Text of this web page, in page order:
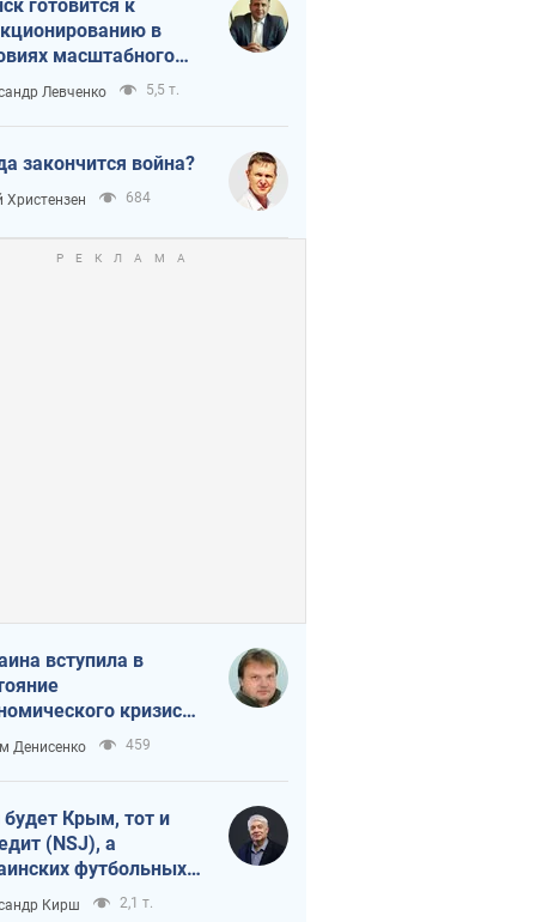
готовится к
в
масштабного
кризиса
Левченко 5,5 т.
закончится война?
Христензен 684
вступила в
кризиса.
ли свет в конце
Денисенко 459
будет Крым, тот и
(NSJ), а
футбольных
могут
Кирш 2,1 т.